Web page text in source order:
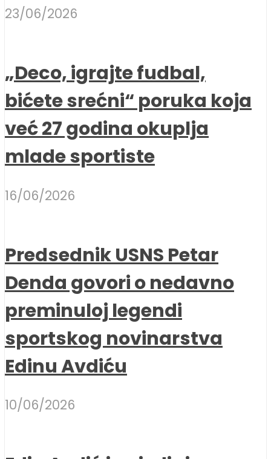
23/06/2026
„Deco, igrajte fudbal,
bićete srećni“ poruka koja
već 27 godina okuplja
mlade sportiste
16/06/2026
Predsednik USNS Petar
Denda govori o nedavno
preminuloj legendi
sportskog novinarstva
Edinu Avdiću
10/06/2026